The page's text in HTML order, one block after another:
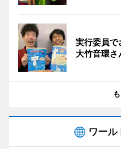
実行委員で
大竹音環さ
ワール